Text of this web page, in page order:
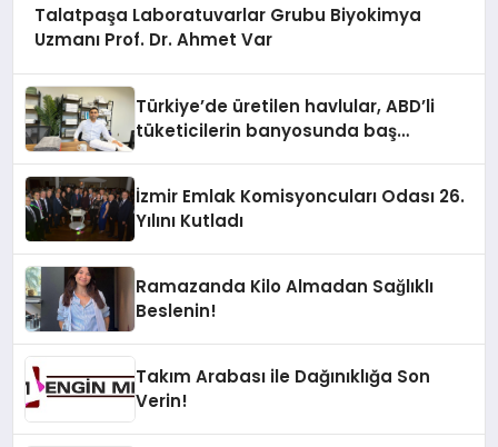
Talatpaşa Laboratuvarlar Grubu Biyokimya
Uzmanı Prof. Dr. Ahmet Var
Türkiye’de üretilen havlular, ABD’li
tüketicilerin banyosunda baş
İzmir Emlak Komisyoncuları Odası 26.
Yılını Kutladı
Ramazanda Kilo Almadan Sağlıklı
Beslenin!
Takım Arabası ile Dağınıklığa Son
Verin!